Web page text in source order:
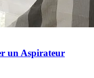
un Aspirateur